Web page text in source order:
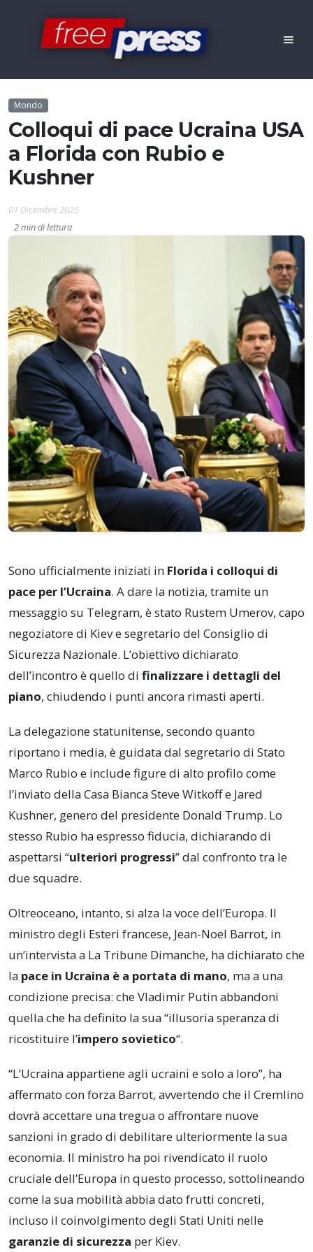
Mondo
Colloqui di pace Ucraina USA
a Florida con Rubio e
Kushner
01 Dicembre 2025
2 min di lettura
Sono ufficialmente iniziati in Florida i colloqui di
pace per l’Ucraina. A dare la notizia, tramite un
messaggio su Telegram, è stato Rustem Umerov, capo
negoziatore di Kiev e segretario del Consiglio di
Sicurezza Nazionale. L’obiettivo dichiarato
dell’incontro è quello di finalizzare i dettagli del
piano, chiudendo i punti ancora rimasti aperti.
La delegazione statunitense, secondo quanto
riportano i media, è guidata dal segretario di Stato
Marco Rubio e include figure di alto profilo come
l’inviato della Casa Bianca Steve Witkoff e Jared
Kushner, genero del presidente Donald Trump. Lo
stesso Rubio ha espresso fiducia, dichiarando di
aspettarsi “ulteriori progressi” dal confronto tra le
due squadre.
Oltreoceano, intanto, si alza la voce dell’Europa. Il
ministro degli Esteri francese, Jean-Noel Barrot, in
un’intervista a La Tribune Dimanche, ha dichiarato che
la pace in Ucraina è a portata di mano, ma a una
condizione precisa: che Vladimir Putin abbandoni
quella che ha definito la sua “illusoria speranza di
ricostituire l’impero sovietico“.
“L’Ucraina appartiene agli ucraini e solo a loro”, ha
affermato con forza Barrot, avvertendo che il Cremlino
dovrà accettare una tregua o affrontare nuove
sanzioni in grado di debilitare ulteriormente la sua
economia. Il ministro ha poi rivendicato il ruolo
cruciale dell’Europa in questo processo, sottolineando
come la sua mobilità abbia dato frutti concreti,
incluso il coinvolgimento degli Stati Uniti nelle
garanzie di sicurezza per Kiev.